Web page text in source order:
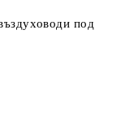
под